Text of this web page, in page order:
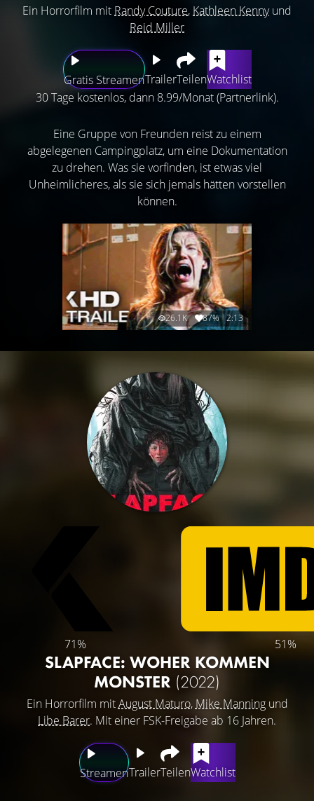
Ein Horrorfilm mit Randy Couture, Kathleen Kennyund
Reid Miller
Gratis StreamenTrailerTeilenWatchlist
30 Tage kostenlos, dann 8.99/Monat (Partnerlink).
Eine Gruppe von Freunden reist zu einem
abgelegenen Campingplatz, um eine Dokumentation
zu drehen. Was sie vorfinden, ist etwas viel
Unheimlicheres, als sie sich jemals hätten vorstellen
können.
26.1K 87% 2:13
71% 51%
SLAPFACE: WOHER KOMMEN
MONSTER (2022)
Ein Horrorfilm mitAugust Maturo, Mike Manningund
Libe Barer. Mit einer FSK-Freigabe ab 16 Jahren.
StreamenTrailerTeilenWatchlist